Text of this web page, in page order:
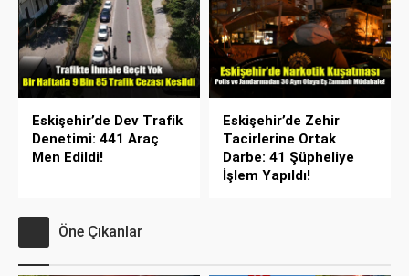
Eskişehir’de Dev Trafik
Denetimi: 441 Araç
Men Edildi!
Eskişehir’de Zehir
Tacirlerine Ortak
Darbe: 41 Şüpheliye
İşlem Yapıldı!
Öne Çıkanlar